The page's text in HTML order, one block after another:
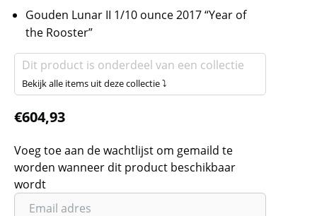
Gouden Lunar II 1/10 ounce 2017 “Year of
the Rooster”
Dit product is onderdeel van een collectie
Bekijk alle items uit deze collectie ⤵
€604,93
Voeg toe aan de wachtlijst om gemaild te
worden wanneer dit product beschikbaar
wordt
Vul